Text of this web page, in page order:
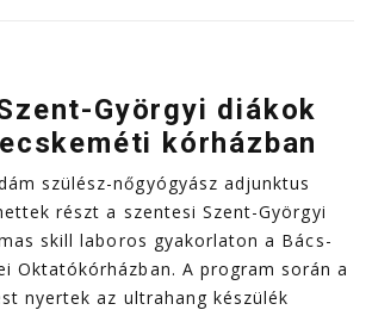
Györgyi diákok
kórházban
szülész-nőgyógyász adjunktus
részt a szentesi Szent-Györgyi
skill laboros gyakorlaton a Bács-
Oktatókórházban. A program során a
nyertek az ultrahang készülék